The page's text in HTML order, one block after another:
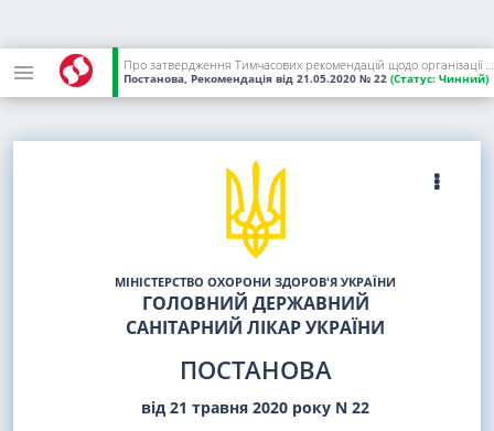
Про затвердження Тимчасових рекомендацій щодо організації протиепідемічних заходів в готелях на період карантину у зв'язку з поширенням коронавірусної хвороби (COVID-19)
Постанова, Рекомендація від 21.05.2020 № 22 (Статус: Чинний)
МІНІСТЕРСТВО ОХОРОНИ ЗДОРОВ'Я УКРАЇНИ
ГОЛОВНИЙ ДЕРЖАВНИЙ
САНІТАРНИЙ ЛІКАР УКРАЇНИ
ПОСТАНОВА
від 21 травня 2020 року N 22